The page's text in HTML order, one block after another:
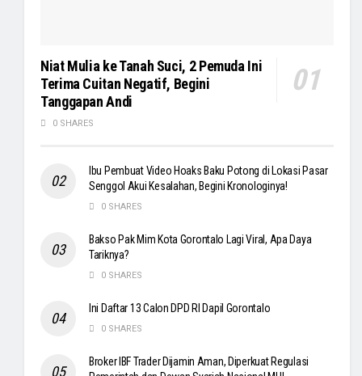
Niat Mulia ke Tanah Suci, 2 Pemuda Ini
Terima Cuitan Negatif, Begini
Tanggapan Andi
0 SHARES
Ibu Pembuat Video Hoaks Baku Potong di Lokasi Pasar
Senggol Akui Kesalahan, Begini Kronologinya!
0 SHARES
Bakso Pak Mim Kota Gorontalo Lagi Viral, Apa Daya
Tariknya?
0 SHARES
Ini Daftar 13 Calon DPD RI Dapil Gorontalo
0 SHARES
Broker IBF Trader Dijamin Aman, Diperkuat Regulasi